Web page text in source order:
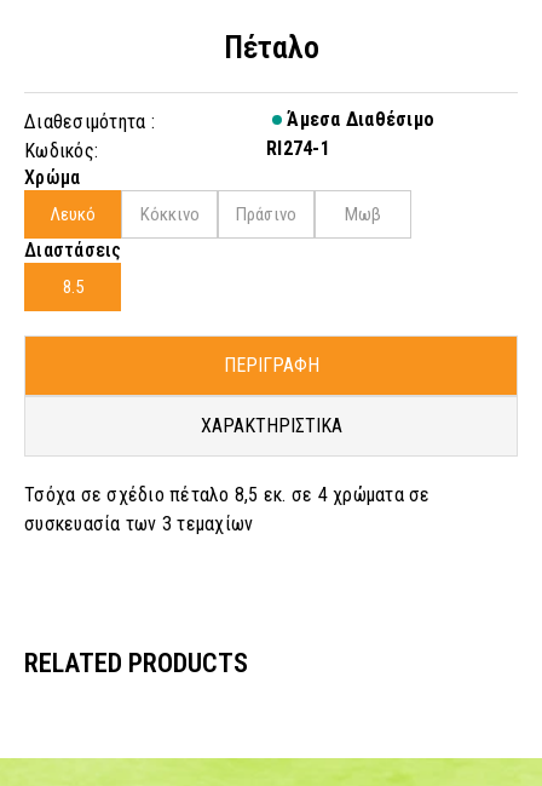
Πέταλο
Διαθεσιμότητα :
Άμεσα Διαθέσιμο
Κωδικός:
RI274-1
Χρώμα
Λευκό Κόκκινο Πράσινο Μωβ
Διαστάσεις
8.5
ΠΕΡΙΓΡΑΦΗ
ΧΑΡΑΚΤΗΡΙΣΤΙΚΑ
Τσόχα σε σχέδιο πέταλο 8,5 εκ. σε 4 χρώματα σε
συσκευασία των 3 τεμαχίων
RELATED PRODUCTS